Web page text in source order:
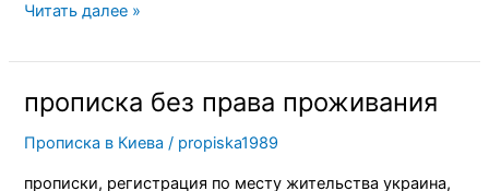
Читать далее »
прописка без права проживания
Прописка в Киева / propiska1989
прописки, регистрация по месту жительства украина,
прописка
права
проживания